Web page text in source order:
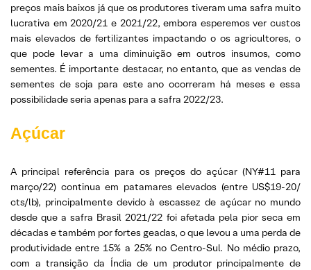
preços mais baixos já que os produtores tiveram uma safra muito
lucrativa em 2020/21 e 2021/22, embora esperemos ver custos
mais elevados de fertilizantes impactando o os agricultores, o
que pode levar a uma diminuição em outros insumos, como
sementes. É importante destacar, no entanto, que as vendas de
sementes de soja para este ano ocorreram há meses e essa
possibilidade seria apenas para a safra 2022/23.
Açúcar
A principal referência para os preços do açúcar (NY#11 para
março/22) continua em patamares elevados (entre US$19-20/
cts/lb), principalmente devido à escassez de açúcar no mundo
desde que a safra Brasil 2021/22 foi afetada pela pior seca em
décadas e também por fortes geadas, o que levou a uma perda de
produtividade entre 15% a 25% no Centro-Sul. No médio prazo,
com a transição da Índia de um produtor principalmente de